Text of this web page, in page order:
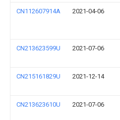
CN112607914A 2021-04-06
CN213623599U 2021-07-06
CN215161829U 2021-12-14
CN213623610U 2021-07-06